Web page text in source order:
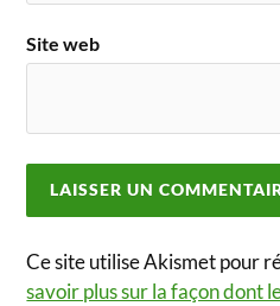
Site web
Ce site utilise Akismet pour
savoir plus sur la façon dont